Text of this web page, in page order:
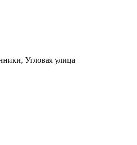
Угловая улица